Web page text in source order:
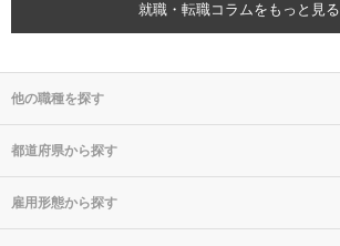
就職・転職コラムをもっと見る
他の職種を探す
都道府県から探す
雇用形態から探す